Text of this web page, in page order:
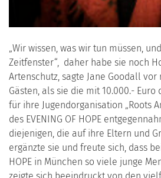
„Wir wissen, was wir tun müssen,
Zeitfenster“, daher habe sie noch
Artenschutz, sagte Jane Goodall
Gästen, als sie die mit 10.000.-
für ihre Jugendorganisation „Roots
des EVENING OF HOPE
diejenigen, die auf ihre Eltern und
ergänzte sie und freute sich, dass
HOPE in München so viele junge